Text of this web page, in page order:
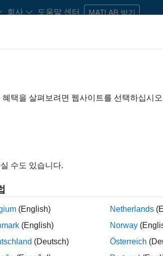
회사 도움말 센터 MATLAB 받기
you’ll have a
택을 살펴보려면 웹사이트를 선택하십시
수도 있습니다.
(English)
(English)
(Deutsch)
Netherlands
Norway
Österreich